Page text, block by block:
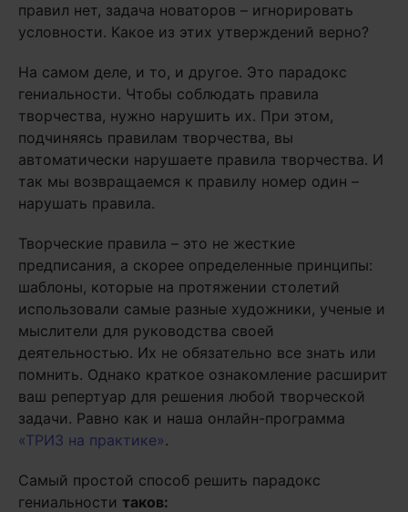
правил нет, задача новаторов – игнорировать
условности. Какое из этих утверждений верно?
На самом деле, и то, и другое. Это парадокс
гениальности. Чтобы соблюдать правила
творчества, нужно нарушить их. При этом,
подчиняясь правилам творчества, вы
автоматически нарушаете правила творчества. И
так мы возвращаемся к правилу номер один –
нарушать правила.
Творческие правила – это не жесткие
предписания, а скорее определенные принципы:
шаблоны, которые на протяжении столетий
использовали самые разные художники, ученые и
мыслители для руководства своей
деятельностью. Их не обязательно все знать или
помнить. Однако краткое ознакомление расширит
ваш репертуар для решения любой творческой
задачи. Равно как и наша онлайн-программа
«ТРИЗ на практике».
Самый простой способ решить парадокс
гениальности таков: